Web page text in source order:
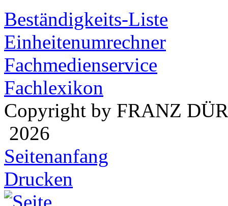
Beständigkeits-Liste
Einheitenumrechner
Fachmedienservice
Fachlexikon
Copyright by FRANZ
2026
Seitenanfang
Drucken